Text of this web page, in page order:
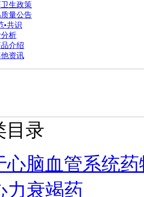
生政策
量公告
•共识
析
介绍
资讯
目录
心脑血管系统药
力衰竭药